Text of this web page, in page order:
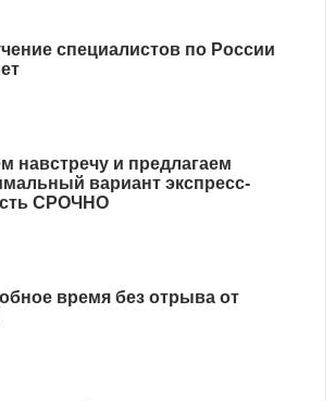
специалистов по России
навстречу и предлагаем
вариант экспресс-
СРОЧНО
время без отрыва от